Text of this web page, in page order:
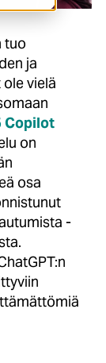
tuo
ja
vielä
Copilot
on
osa
-